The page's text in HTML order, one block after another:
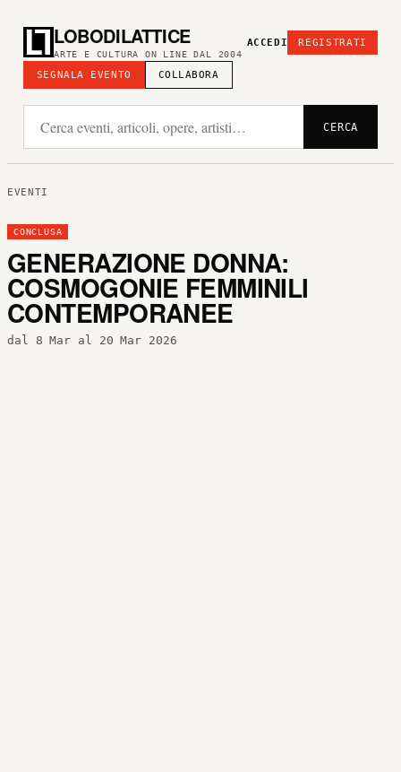
LOBODILATTICE
ARTE E CULTURA ON LINE DAL 2004
SEGNALA EVENTO COLLABORA
ACCEDI REGISTRATI
CERCA
EVENTI
CONCLUSA
GENERAZIONE DONNA:
COSMOGONIE FEMMINILI
CONTEMPORANEE
dal 8 Mar al 20 Mar 2026